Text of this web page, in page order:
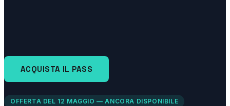
ACQUISTA IL PASS
OFFERTA DEL 12 MAGGIO — ANCORA DISPONIBILE